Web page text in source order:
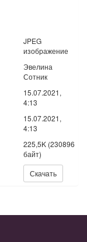
JPEG
изображение
Эвелина
Сотник
15.07.2021,
4:13
15.07.2021,
4:13
225,5K (230896
байт)
Скачать